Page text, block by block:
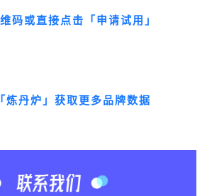
码或直接点击「申请试用」
炼丹炉」获取更多品牌数据